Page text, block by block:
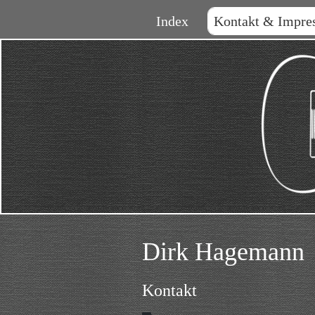
Index Kontakt &
Dirk Hagemann
Kontakt